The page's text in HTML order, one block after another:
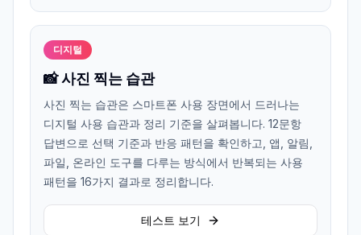
디지털
📸 사진 찍는 습관
사진 찍는 습관은 스마트폰 사용 장면에서 드러나는
디지털 사용 습관과 정리 기준을 살펴봅니다. 12문항
답변으로 선택 기준과 반응 패턴을 확인하고, 앱, 알림,
파일, 온라인 도구를 다루는 방식에서 반복되는 사용
패턴을 16가지 결과로 정리합니다.
테스트 보기